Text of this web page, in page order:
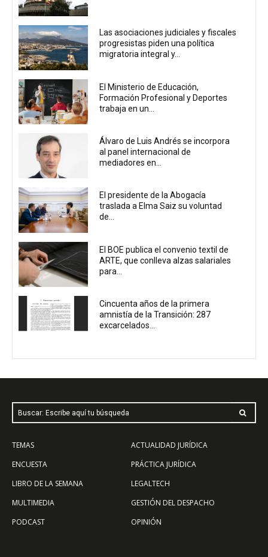
Las asociaciones judiciales y fiscales
progresistas piden una política
migratoria integral y...
El Ministerio de Educación,
Formación Profesional y Deportes
trabaja en un...
Álvaro de Luis Andrés se incorpora
al panel internacional de
mediadores en...
El presidente de la Abogacía
traslada a Elma Saiz su voluntad
de...
El BOE publica el convenio textil de
ARTE, que conlleva alzas salariales
para...
Cincuenta años de la primera
amnistía de la Transición: 287
excarcelados...
Buscar: Escribe aquí tu búsqueda
TEMAS
ENCUESTA
LIBRO DE LA SEMANA
MULTIMEDIA
PODCAST
ACTUALIDAD JURÍDICA
PRÁCTICA JURÍDICA
LEGALTECH
GESTIÓN DEL DESPACHO
OPINIÓN